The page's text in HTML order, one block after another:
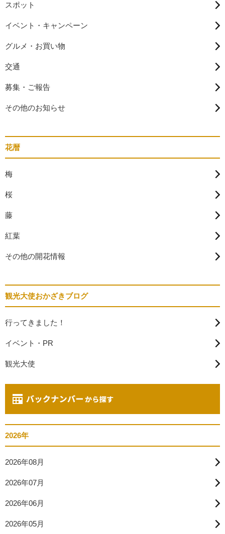
スポット
イベント・キャンペーン
グルメ・お買い物
交通
募集・ご報告
その他のお知らせ
花暦
梅
桜
藤
紅葉
その他の開花情報
観光大使おかざきブログ
行ってきました！
イベント・PR
観光大使
2026年
2026年08月
2026年07月
2026年06月
2026年05月